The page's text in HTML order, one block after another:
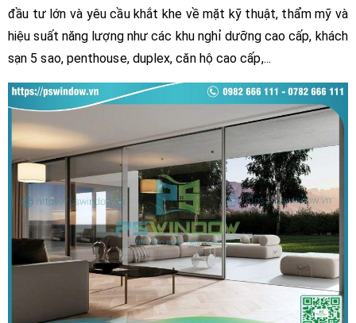
đầu tư lớn và yêu cầu khắt khe về mặt kỹ thuật, thẩm mỹ và
hiệu suất năng lượng như các khu nghỉ dưỡng cao cấp, khách
sạn 5 sao, penthouse, duplex, căn hộ cao cấp,...